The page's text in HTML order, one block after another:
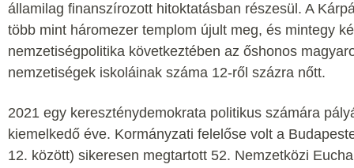
államilag finanszírozott hitoktatásban részesül. A
több mint háromezer templom újult meg, és mintegy
nemzetiségpolitika következtében az őshonos
nemzetiségek iskoláinak száma 12-ről százra nőtt.
2021 egy kereszténydemokrata politikus számára
kiemelkedő éve. Kormányzati felelőse volt a
12. között) sikeresen megtartott 52. Nemzetközi